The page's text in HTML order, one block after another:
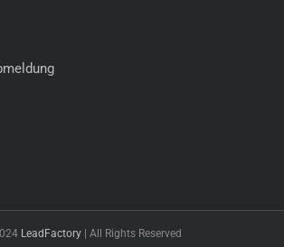
LeadFactory| All Rights Reserved